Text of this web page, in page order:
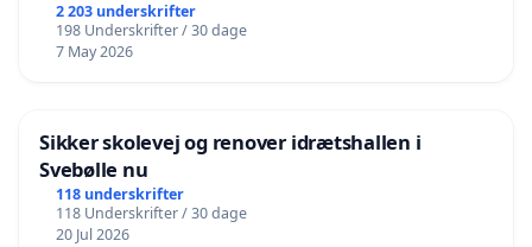
2 203 underskrifter
198 Underskrifter / 30 dage
7 May 2026
Sikker skolevej og renover idrætshallen i
Svebølle nu
118 underskrifter
118 Underskrifter / 30 dage
20 Jul 2026